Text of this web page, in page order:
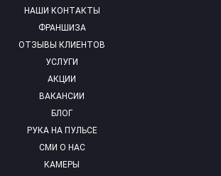
НАШИ КОНТАКТЫ
ФРАНШИЗА
ОТЗЫВЫ КЛИЕНТОВ
УСЛУГИ
АКЦИИ
ВАКАНСИИ
БЛОГ
РУКА НА ПУЛЬСЕ
СМИ О НАС
КАМЕРЫ